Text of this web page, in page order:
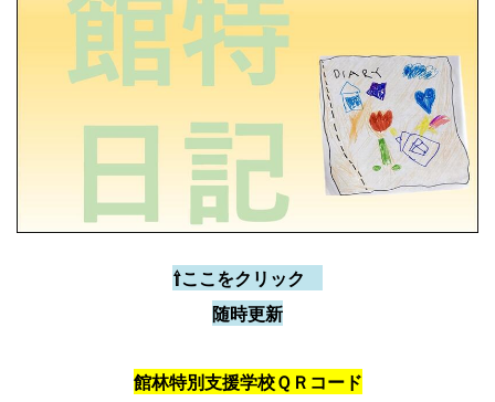
⇧ここをクリック
随時更新
館林特別支援学校ＱＲコード